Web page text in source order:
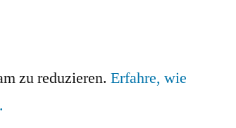
zu reduzieren.Erfahre, wie